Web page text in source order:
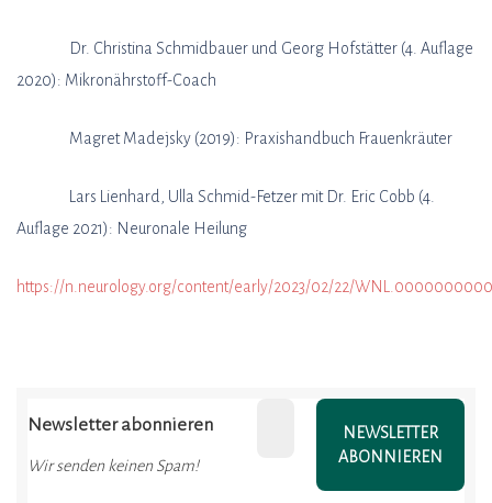
Dr. Christina Schmidbauer und Georg Hofstätter (4. Auflage
2020): Mikronährstoff-Coach
Magret Madejsky (2019): Praxishandbuch Frauenkräuter
Lars Lienhard, Ulla Schmid-Fetzer mit Dr. Eric Cobb (4.
Auflage 2021): Neuronale Heilung
https://n.neurology.org/content/early/2023/02/22/
Newsletter abonnieren
Wir senden keinen Spam!